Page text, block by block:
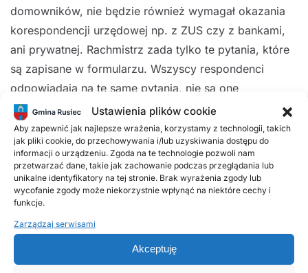
Ustawienia plików cookie
Aby zapewnić jak najlepsze wrażenia, korzystamy z technologii, takich
jak pliki cookie, do przechowywania i/lub uzyskiwania dostępu do
informacji o urządzeniu. Zgoda na te technologie pozwoli nam
przetwarzać dane, takie jak zachowanie podczas przeglądania lub
unikalne identyfikatory na tej stronie. Brak wyrażenia zgody lub
wycofanie zgody może niekorzystnie wpłynąć na niektóre cechy i
funkcje.
Zarządzaj serwisami
Akceptuję
domowników, nie będzie również wymagał okazania
korespondencji urzędowej np. z ZUS czy z bankami,
ani prywatnej. Rachmistrz zada tylko te pytania, które
są zapisane w formularzu. Wszyscy respondenci
odpowiadają na te same pytania, nie są one
różnicowane pod jakimkolwiek względem.
W przypadku stwierdzenia faktycznych nieścisłości
należy przerwać wywiad, spisać dane rachmistrza i
skontaktować się z najbliższym urzędem gminy,
urzędem statystycznym lub jego oddziałem.
Wywiady bezpośrednie będą prowadzone z
zachowaniem procedur sanitarnych rekomendowanych